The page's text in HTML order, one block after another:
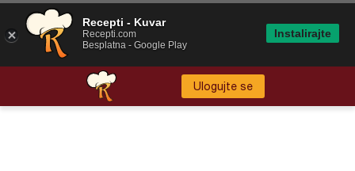
Ulogujte se
Recepti - Kuvar
Recepti.com
Besplatna - Google Play
Instalirajte